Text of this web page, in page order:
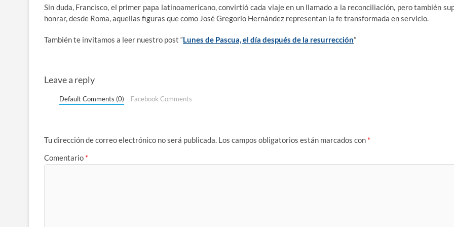
Sin duda, Francisco, el primer papa latinoamericano, convirtió cada viaje en un llamado a la reconciliación, pero también
honrar, desde Roma, aquellas figuras que como José Gregorio Hernández representan la fe transformada en servicio.
También te invitamos a leer nuestro post “Lunes de Pascua, el día después de la resurrección”
Leave a reply
Default Comments (0) Facebook Comments
Tu dirección de correo electrónico no será publicada. Los campos obligatorios están marcados con *
Comentario *